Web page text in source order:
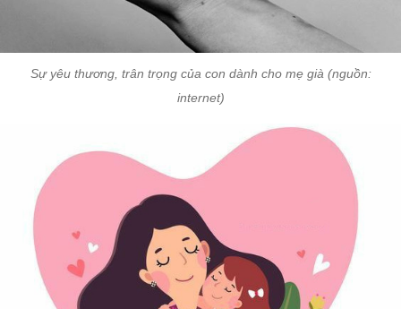
Sự yêu thương, trân trọng của con dành cho mẹ già (nguồn:
internet)